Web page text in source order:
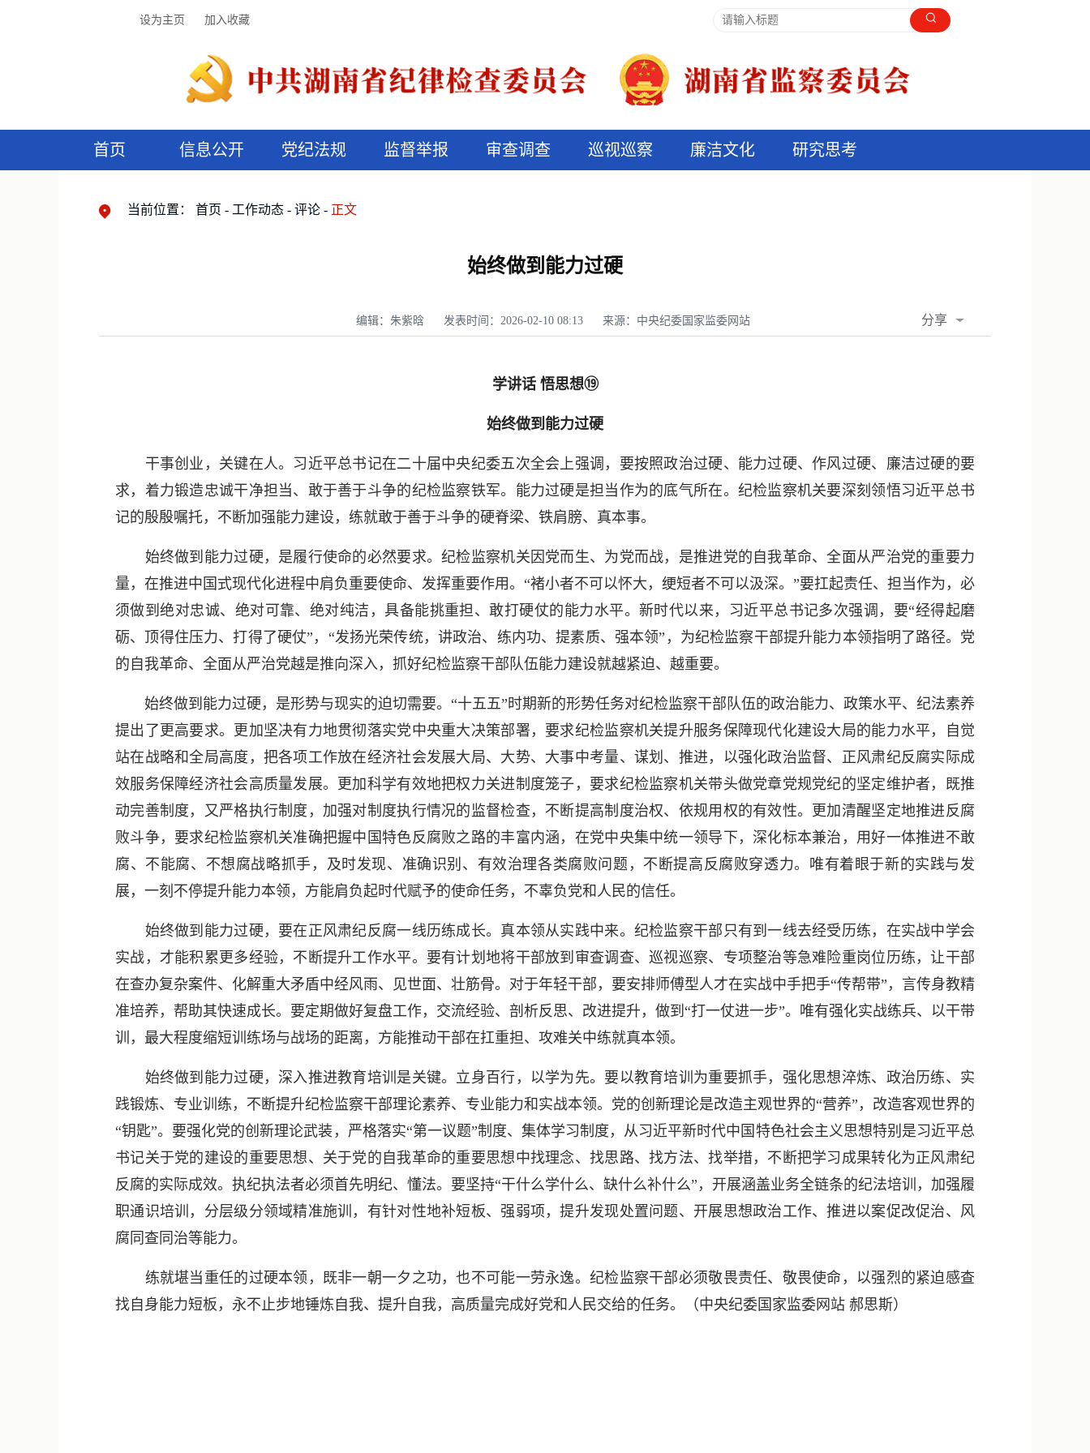
设为主页 加入收藏
首页 信息公开 党纪法规 监督举报 审查调查 巡视巡察 廉洁文化 研究思考
当前位置： 首页 工作动态 评论 正文
始终做到能力过硬
编辑：朱紫晗 发表时间：2026-02-10 08:13 来源：中央纪委国家监委网站 分享
学讲话 悟思想⑲
始终做到能力过硬
干事创业，关键在人。习近平总书记在二十届中央纪委五次全会上强调，要按照政治过硬、能力过硬、作风过硬、廉洁过硬的要
求，着力锻造忠诚干净担当、敢于善于斗争的纪检监察铁军。能力过硬是担当作为的底气所在。纪检监察机关要深刻领悟习近平总书
记的殷殷嘱托，不断加强能力建设，练就敢于善于斗争的硬脊梁、铁肩膀、真本事。
始终做到能力过硬，是履行使命的必然要求。纪检监察机关因党而生、为党而战，是推进党的自我革命、全面从严治党的重要力
量，在推进中国式现代化进程中肩负重要使命、发挥重要作用。“褚小者不可以怀大，绠短者不可以汲深。”要扛起责任、担当作为，必
须做到绝对忠诚、绝对可靠、绝对纯洁，具备能挑重担、敢打硬仗的能力水平。新时代以来，习近平总书记多次强调，要“经得起磨
砺、顶得住压力、打得了硬仗”，“发扬光荣传统，讲政治、练内功、提素质、强本领”，为纪检监察干部提升能力本领指明了路径。党
的自我革命、全面从严治党越是推向深入，抓好纪检监察干部队伍能力建设就越紧迫、越重要。
始终做到能力过硬，是形势与现实的迫切需要。“十五五”时期新的形势任务对纪检监察干部队伍的政治能力、政策水平、纪法素养
提出了更高要求。更加坚决有力地贯彻落实党中央重大决策部署，要求纪检监察机关提升服务保障现代化建设大局的能力水平，自觉
站在战略和全局高度，把各项工作放在经济社会发展大局、大势、大事中考量、谋划、推进，以强化政治监督、正风肃纪反腐实际成
效服务保障经济社会高质量发展。更加科学有效地把权力关进制度笼子，要求纪检监察机关带头做党章党规党纪的坚定维护者，既推
动完善制度，又严格执行制度，加强对制度执行情况的监督检查，不断提高制度治权、依规用权的有效性。更加清醒坚定地推进反腐
败斗争，要求纪检监察机关准确把握中国特色反腐败之路的丰富内涵，在党中央集中统一领导下，深化标本兼治，用好一体推进不敢
腐、不能腐、不想腐战略抓手，及时发现、准确识别、有效治理各类腐败问题，不断提高反腐败穿透力。唯有着眼于新的实践与发
展，一刻不停提升能力本领，方能肩负起时代赋予的使命任务，不辜负党和人民的信任。
始终做到能力过硬，要在正风肃纪反腐一线历练成长。真本领从实践中来。纪检监察干部只有到一线去经受历练，在实战中学会
实战，才能积累更多经验，不断提升工作水平。要有计划地将干部放到审查调查、巡视巡察、专项整治等急难险重岗位历练，让干部
在查办复杂案件、化解重大矛盾中经风雨、见世面、壮筋骨。对于年轻干部，要安排师傅型人才在实战中手把手“传帮带”，言传身教精
准培养，帮助其快速成长。要定期做好复盘工作，交流经验、剖析反思、改进提升，做到“打一仗进一步”。唯有强化实战练兵、以干带
训，最大程度缩短训练场与战场的距离，方能推动干部在扛重担、攻难关中练就真本领。
始终做到能力过硬，深入推进教育培训是关键。立身百行，以学为先。要以教育培训为重要抓手，强化思想淬炼、政治历练、实
践锻炼、专业训练，不断提升纪检监察干部理论素养、专业能力和实战本领。党的创新理论是改造主观世界的“营养”，改造客观世界的
“钥匙”。要强化党的创新理论武装，严格落实“第一议题”制度、集体学习制度，从习近平新时代中国特色社会主义思想特别是习近平总
书记关于党的建设的重要思想、关于党的自我革命的重要思想中找理念、找思路、找方法、找举措，不断把学习成果转化为正风肃纪
反腐的实际成效。执纪执法者必须首先明纪、懂法。要坚持“干什么学什么、缺什么补什么”，开展涵盖业务全链条的纪法培训，加强履
职通识培训，分层级分领域精准施训，有针对性地补短板、强弱项，提升发现处置问题、开展思想政治工作、推进以案促改促治、风
腐同查同治等能力。
练就堪当重任的过硬本领，既非一朝一夕之功，也不可能一劳永逸。纪检监察干部必须敬畏责任、敬畏使命，以强烈的紧迫感查
找自身能力短板，永不止步地锤炼自我、提升自我，高质量完成好党和人民交给的任务。（中央纪委国家监委网站 郝思斯）